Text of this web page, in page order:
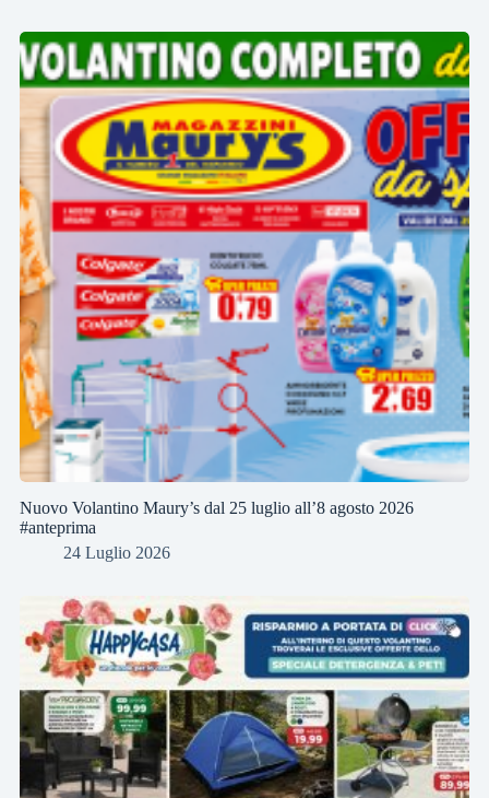
Nuovo Volantino Maury’s dal 25 luglio all’8 agosto 2026
#anteprima
24 Luglio 2026